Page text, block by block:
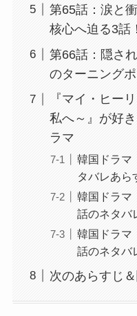
第65話：涙と
核心へ迫る3話！
第66話：隠さ
のターニングポ
『マイ・ヒー
私へ～』が好
ラマ
韓国ドラマ
タバレあら
韓国ドラマ
話のネタバ
韓国ドラマ
話のネタバ
次のあらすじ